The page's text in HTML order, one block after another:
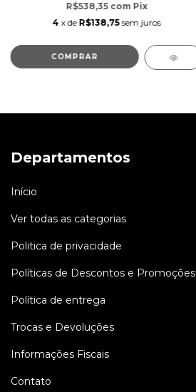
R$538,35 com Pix
4 x de R$138,75 sem juros
Departamentos
Início
Ver todas as categorias
Politica de privacidade
Políticas de Descontos e Promoções
Política de entrega
Trocas e Devoluções
Informações Fiscais
Contato